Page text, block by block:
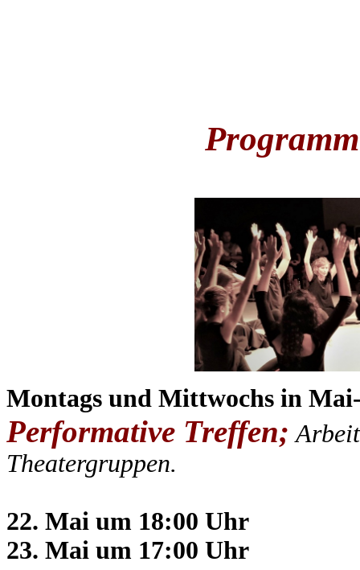
Montags und Mittwochs in
Performative Treffen;
Theatergruppen.
22. Mai um 18:00 Uhr
23. Mai um 17:00 Uhr